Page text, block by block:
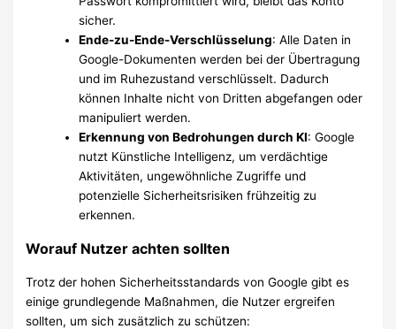
sicher.
Ende-zu-Ende-Verschlüsselung: Alle Daten in
Google-Dokumenten werden bei der Übertragung
und im Ruhezustand verschlüsselt. Dadurch
können Inhalte nicht von Dritten abgefangen oder
manipuliert werden.
Erkennung von Bedrohungen durch KI: Google
nutzt Künstliche Intelligenz, um verdächtige
Aktivitäten, ungewöhnliche Zugriffe und
potenzielle Sicherheitsrisiken frühzeitig zu
erkennen.
Worauf Nutzer achten sollten
Trotz der hohen Sicherheitsstandards von Google gibt es
einige grundlegende Maßnahmen, die Nutzer ergreifen
sollten, um sich zusätzlich zu schützen: